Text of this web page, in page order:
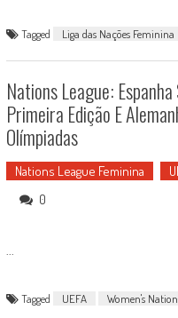
Tagged Liga das Nações Feminina
Nations League:
Primeira Edição E
Olímpiadas
Nations League Feminina
0
...
Tagged UEFA Women's